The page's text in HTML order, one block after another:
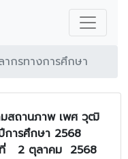
ากรทางการศึกษา
มสถานภาพ เพศ วุฒิ
การศึกษา 2568
ที่ 2 ตุลาคม 2568